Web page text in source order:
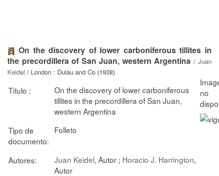
On the discovery of lower carboniferous tillites in
the precordillera of San Juan, western Argentina / Juan
Keidel / London : Dulau and Co (1938)
Título :
On the discovery of lower carboniferous
tillites in the precordillera of San Juan,
western Argentina
Tipo de
documento:
Folleto
Autores: Juan Keidel, Autor ; Horacio J. Harrington,
Autor